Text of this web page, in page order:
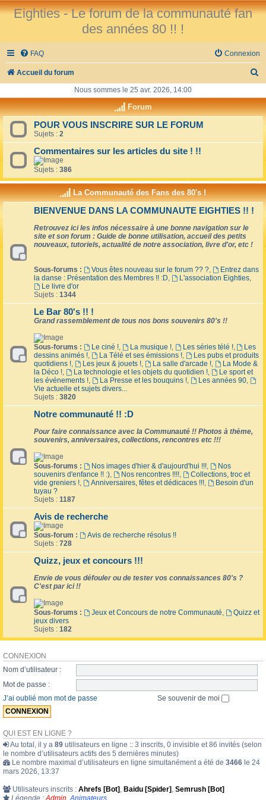
Eighties - Le forum de la communauté fan
des années 80 !! !
FAQ Connexion
Accueil du forum
h
h
e
Nous sommes le 25 avr. 2026, 14:00
Forum
POUR VOUS INSCRIRE SUR LE FORUM
Sujets : 2
Commentaires sur les articles du site ! !!
Sujets : 386
La Communauté des Fans des 80's !
BIENVENUE DANS LA COMMUNAUTE EIGHTIES !! !
Retrouvez ici les infos nécessaire à une bonne navigation sur le
site et son forum : Guide de bonne utilisation, accueil des petits
nouveaux, tutoriels, actualité de notre association, livre d'or, etc !
Sous-forums : Vous êtes nouveau sur le forum ?? ?,
Entrez dans
la danse : Présentation des Membres !! :D, L'association Eighties,
Le livre d'or
Sujets : 1344
Le Bar 80's !! !
Grand rassemblement de tous nos bons souvenirs 80's !!
Sous-forums : Le ciné !, La musique !, Les séries télé !,
Les
dessins animés !, La Télé et ses émissions !,
Les pubs et produits
quotidiens !, Les jeux & jouets !, La salle d'arcade !,
La Mode &
la Déco !, La technologie et les objets du quotidien !,
Le sport et
les événements !, La Presse et les bouquins !, Les années 90,
Vie actuelle et sujets divers...
Sujets : 3820
Notre communauté !! :D
Pour faire connaissance avec la Communauté !! Photos à thème,
souvenirs, anniversaires, collections, rencontres etc !!!
Sous-forums : Nos images d'hier & d'aujourd'hui !!!,
Nos
souvenirs d'enfance !! :), Nos rencontres !!!!,
Collections, troc et
vide greniers !, Anniversaires, fêtes et dédicaces !!!,
Besoin d'un
tuyau ?
Sujets : 1187
Avis de recherche
Sous-forum :
Avis de recherche résolus !!
Sujets : 728
Quizz, jeux et concours !!!
Envie de vous défouler ou de tester vos connaissances 80's ?
C'est par ici !!
Sous-forums : Jeux et Concours de notre Communauté,
Quizz et
jeux divers
Sujets : 182
CONNEXION
Nom d’utilisateur :
Mot de passe :
J’ai oublié mon mot de passe
Se souvenir de moi
QUI EST EN LIGNE ?
Au total, il y a 89 utilisateurs en ligne :: 3 inscrits, 0 invisible et 86 invités (selon
le nombre d’utilisateurs actifs des 5 dernières minutes)
Le nombre maximal d’utilisateurs en ligne simultanément a été de 3466 le 24
mars 2026, 13:37
Utilisateurs inscrits : Ahrefs [Bot] , Baidu [Spider] , Semrush [Bot]
Légende : Admin Animateurs